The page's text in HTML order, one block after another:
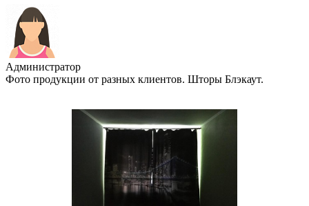
Администратор
Фото продукции от разных клиентов. Шторы Блэкаут.